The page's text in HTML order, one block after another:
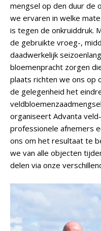
mengsel op den duur de
we ervaren in welke
is tegen de onkruiddruk.
de gebruikte vroeg-,
daadwerkelijk
bloemenpracht zorgen
plaats richten we ons op
de gelegenheid het
organiseert Advanta
professionele afnemers
ons om het resultaat te
we van alle objecten
delen via onze